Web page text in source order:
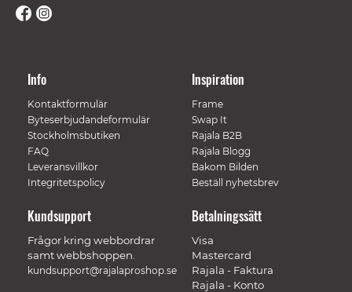
Info
Kontaktformulär
Byteserbjudandeformulär
Stockholmsbutiken
FAQ
Leveransvillkor
Integritetspolicy
Inspiration
Frame
Swap It
Rajala B2B
Rajala Blogg
Bakom Bilden
Beställ nyhetsbrev
Betalningssätt
Visa
Mastercard
Rajala - Faktura
Rajala - Konto
Kundsupport
Frågor kring webbordrar
samt webbshoppen.
kundsupport@rajalaproshop.se